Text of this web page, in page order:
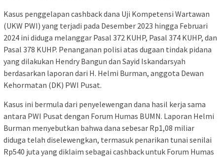
Kasus penggelapan cashback dana Uji Kompetensi Wartawan
(UKW PWI) yang terjadi pada Desember 2023 hingga Februari
2024 ini diduga melanggar Pasal 372 KUHP, Pasal 374 KUHP, dan
Pasal 378 KUHP. Penanganan polisi atas dugaan tindak pidana
yang dilakukan Hendry Bangun dan Sayid Iskandarsyah
berdasarkan laporan dari H. Helmi Burman, anggota Dewan
Kehormatan (DK) PWI Pusat.
Kasus ini bermula dari penyelewengan dana hasil kerja sama
antara PWI Pusat dengan Forum Humas BUMN. Laporan Helmi
Burman menyebutkan bahwa dana sebesar Rp1,08 miliar
diduga telah diselewengkan, termasuk penarikan tunai senilai
Rp540 juta yang diklaim sebagai cashback untuk Forum Humas